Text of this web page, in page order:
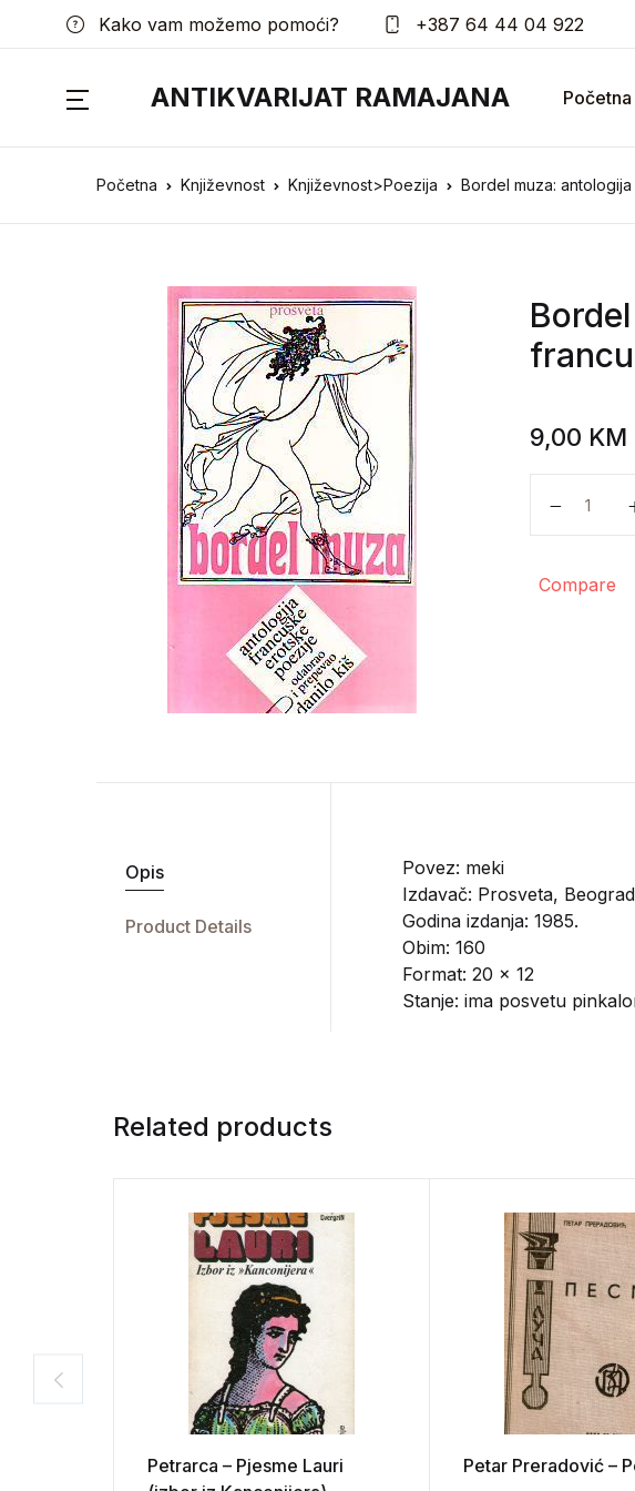
Kako vam možemo pomoći? +387 64 44 04 922
ANTIKVARIJAT RAMAJANA Početna
Početna Književnost Književnost>Poezija Bordel muza:
9,00 KM
Compare
Opis
Product Details
Povez: meki
Izdavač: Prosveta, Beograd
Godina izdanja: 1985.
Obim: 160
Format: 20 x 12
Stanje: ima posvetu
Related products
Petrarca – Pjesme Lauri
Petar Preradović –